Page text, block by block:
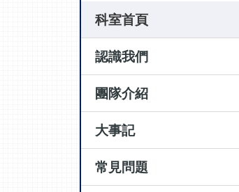
科室首頁
認識我們
團隊介紹
大事記
常見問題